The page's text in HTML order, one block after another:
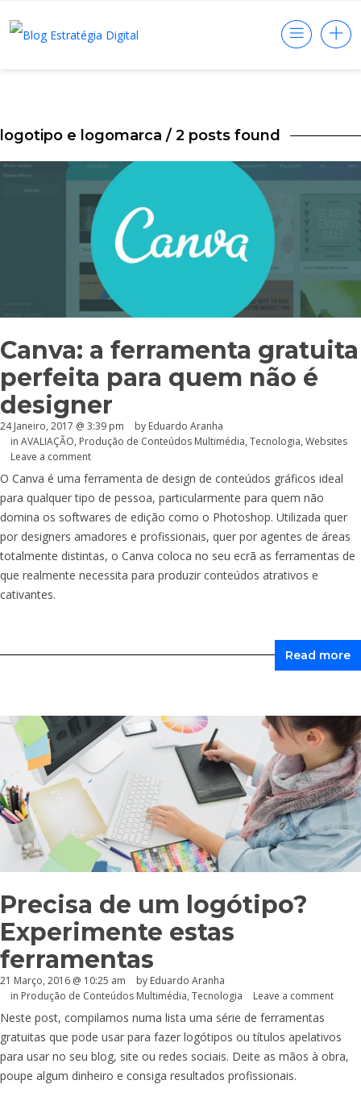
logotipo e logomarca / 2 posts found
Canva: a ferramenta gratuita
perfeita para quem não é
designer
24 Janeiro, 2017 @ 3:39 pm by Eduardo Aranha
in AVALIAÇÃO, Produção de Conteúdos Multimédia, Tecnologia, Websites
Leave a comment
O Canva é uma ferramenta de design de conteúdos gráficos ideal
para qualquer tipo de pessoa, particularmente para quem não
domina os softwares de edição como o Photoshop. Utilizada quer
por designers amadores e profissionais, quer por agentes de áreas
totalmente distintas, o Canva coloca no seu ecrã as ferramentas de
que realmente necessita para produzir conteúdos atrativos e
cativantes.
Read more
Precisa de um logótipo?
Experimente estas
ferramentas
21 Março, 2016 @ 10:25 am by Eduardo Aranha
in Produção de Conteúdos Multimédia, Tecnologia Leave a comment
Neste post, compilamos numa lista uma série de ferramentas
gratuitas que pode usar para fazer logótipos ou títulos apelativos
para usar no seu blog, site ou redes sociais. Deite as mãos à obra,
poupe algum dinheiro e consiga resultados profissionais.